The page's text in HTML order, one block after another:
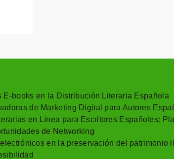
E-books en la Distribución Literaria Española
de Marketing Digital para Autores
en Línea para Escritores Españoles:
de Networking
en la preservación del patrimonio